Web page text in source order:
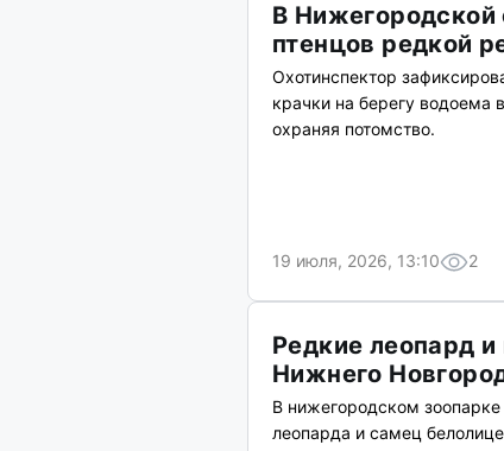
В Нижегородской
птенцов редкой
Охотинспектор
крачки на берегу водоема
охраняя потомство.
19 июля, 2026, 13:10 2
Редкие леопард
Нижнего
В нижегородском
леопарда и самец